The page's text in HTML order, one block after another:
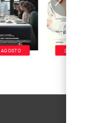
20 DE AGOSTO